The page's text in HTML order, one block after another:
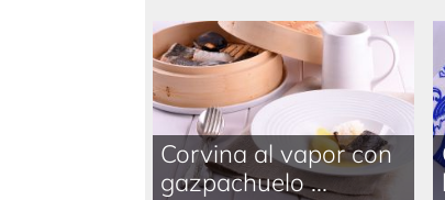
Corvina al vapor con
gazpachuelo ...